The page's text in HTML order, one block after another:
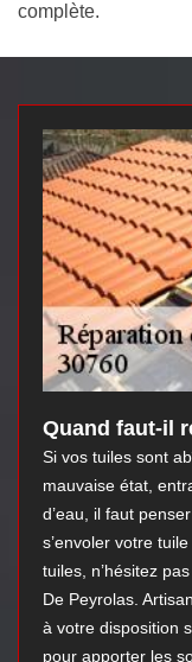
complète.
Quand faut-il
Si vos tuiles sont
mauvaise état,
d’eau, il faut
s’envoler votre
tuiles, n’hésitez
De Peyrolas.
à votre disposition
pour apporter les